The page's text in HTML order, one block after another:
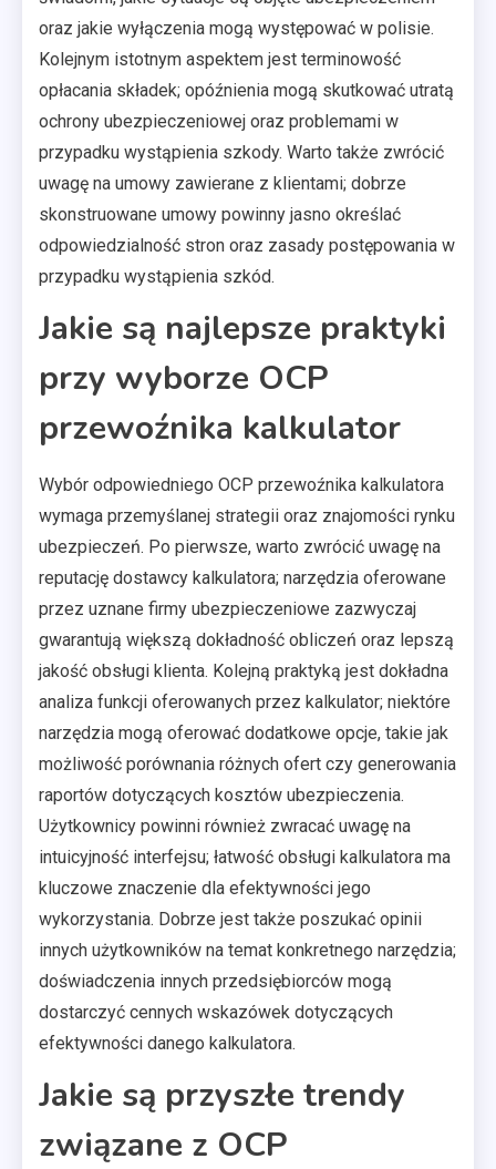
oraz jakie wyłączenia mogą występować w polisie.
Kolejnym istotnym aspektem jest terminowość
opłacania składek; opóźnienia mogą skutkować utratą
ochrony ubezpieczeniowej oraz problemami w
przypadku wystąpienia szkody. Warto także zwrócić
uwagę na umowy zawierane z klientami; dobrze
skonstruowane umowy powinny jasno określać
odpowiedzialność stron oraz zasady postępowania w
przypadku wystąpienia szkód.
Jakie są najlepsze praktyki
przy wyborze OCP
przewoźnika kalkulator
Wybór odpowiedniego OCP przewoźnika kalkulatora
wymaga przemyślanej strategii oraz znajomości rynku
ubezpieczeń. Po pierwsze, warto zwrócić uwagę na
reputację dostawcy kalkulatora; narzędzia oferowane
przez uznane firmy ubezpieczeniowe zazwyczaj
gwarantują większą dokładność obliczeń oraz lepszą
jakość obsługi klienta. Kolejną praktyką jest dokładna
analiza funkcji oferowanych przez kalkulator; niektóre
narzędzia mogą oferować dodatkowe opcje, takie jak
możliwość porównania różnych ofert czy generowania
raportów dotyczących kosztów ubezpieczenia.
Użytkownicy powinni również zwracać uwagę na
intuicyjność interfejsu; łatwość obsługi kalkulatora ma
kluczowe znaczenie dla efektywności jego
wykorzystania. Dobrze jest także poszukać opinii
innych użytkowników na temat konkretnego narzędzia;
doświadczenia innych przedsiębiorców mogą
dostarczyć cennych wskazówek dotyczących
efektywności danego kalkulatora.
Jakie są przyszłe trendy
związane z OCP